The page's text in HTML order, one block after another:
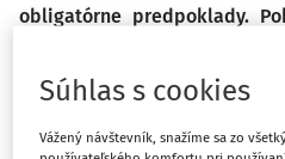
obligatórne predpoklady.
zamestnávateľa a
pokračovať.
Súhlas s cookies
Vážený návštevník, snažíme sa zo